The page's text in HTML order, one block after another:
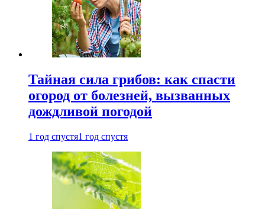
Тайная сила грибов: как спасти
огород от болезней, вызванных
дождливой погодой
1 год спустя1 год спустя